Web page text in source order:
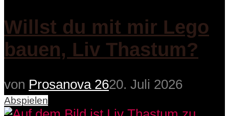
Willst du mit mir Lego
bauen, Liv Thastum?
von Prosanova 2620. Juli 2026
Abspielen